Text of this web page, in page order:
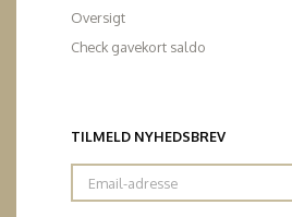
Oversigt
Check gavekort saldo
TILMELD NYHEDSBREV
Email-
adresse